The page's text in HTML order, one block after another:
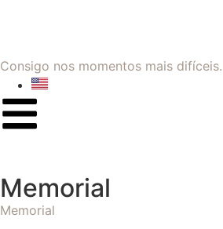
Consigo nos momentos mais difíceis.
Memorial
Memorial